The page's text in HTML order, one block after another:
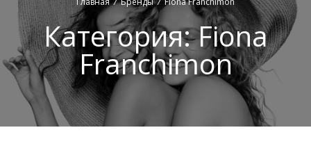
Категория:Fiona
Franchimon